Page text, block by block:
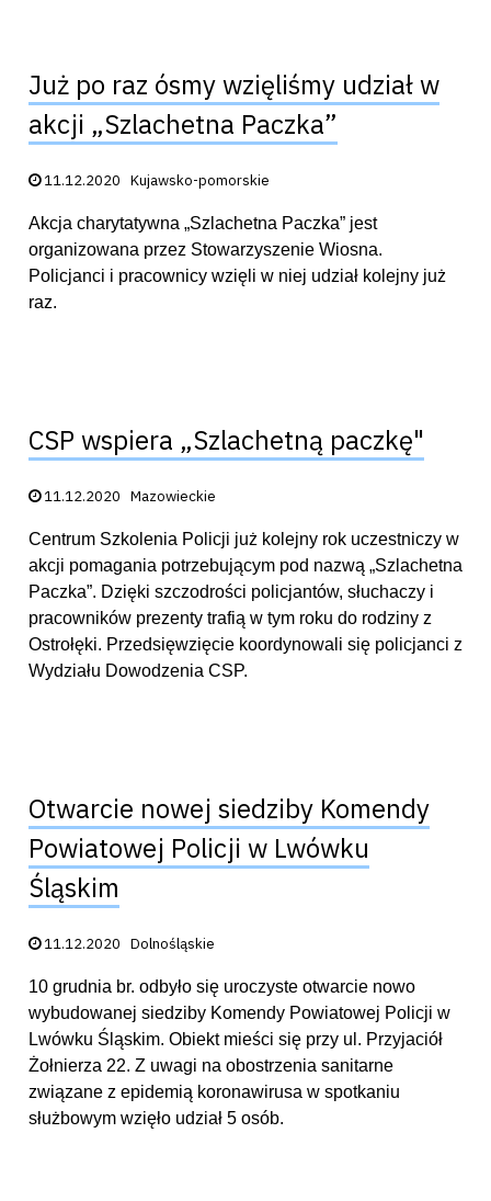
Już po raz ósmy wzięliśmy udział w
akcji „Szlachetna Paczka”
Data publikacji:
11.12.2020 Kujawsko-pomorskie
Akcja charytatywna „Szlachetna Paczka” jest
organizowana przez Stowarzyszenie Wiosna.
Policjanci i pracownicy wzięli w niej udział kolejny już
raz.
CSP wspiera „Szlachetną paczkę"
Data publikacji:
11.12.2020 Mazowieckie
Centrum Szkolenia Policji już kolejny rok uczestniczy w
akcji pomagania potrzebującym pod nazwą „Szlachetna
Paczka”. Dzięki szczodrości policjantów, słuchaczy i
pracowników prezenty trafią w tym roku do rodziny z
Ostrołęki. Przedsięwzięcie koordynowali się policjanci z
Wydziału Dowodzenia CSP.
Otwarcie nowej siedziby Komendy
Powiatowej Policji w Lwówku
Śląskim
Data publikacji:
11.12.2020 Dolnośląskie
10 grudnia br. odbyło się uroczyste otwarcie nowo
wybudowanej siedziby Komendy Powiatowej Policji w
Lwówku Śląskim. Obiekt mieści się przy ul. Przyjaciół
Żołnierza 22. Z uwagi na obostrzenia sanitarne
związane z epidemią koronawirusa w spotkaniu
służbowym wzięło udział 5 osób.